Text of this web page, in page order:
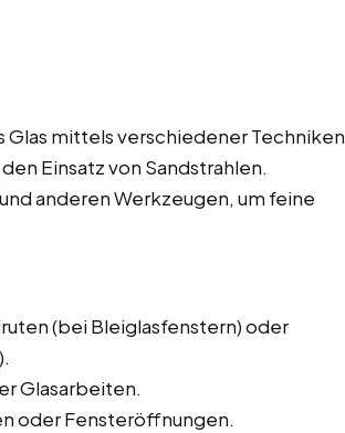
Glas mittels verschiedener Techniken
Einsatz von Sandstrahlen.
anderen Werkzeugen, um feine
(bei Bleiglasfenstern) oder
Glasarbeiten.
oder Fensteröffnungen.